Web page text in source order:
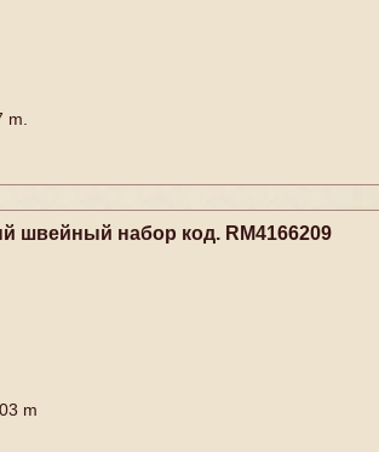
швейный набор код. RM4166209
m